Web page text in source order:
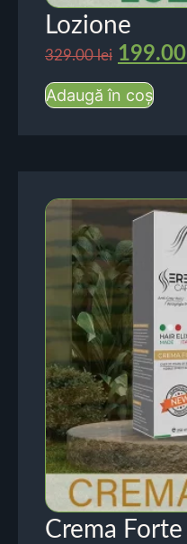
Lozione
329.00lei 199.00
Adaugă în coș
Crema Forte